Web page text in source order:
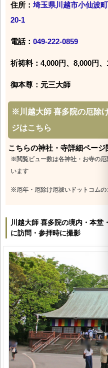
住所：埼玉県川越市小仙波
20-1
電話： 049-222-0859
祈祷料：4,000円、8,000円
御本尊：元三大師
※ 川越大師 喜多院の厄除
ジはこちら
こちらの神社・寺詳細ペー
※閲覧ビュー数は各神社・お寺の
います
※厄年・厄除け厄祓いドットコム
川越大師 喜多院の境内・本堂
に訪問・参拝時に撮影